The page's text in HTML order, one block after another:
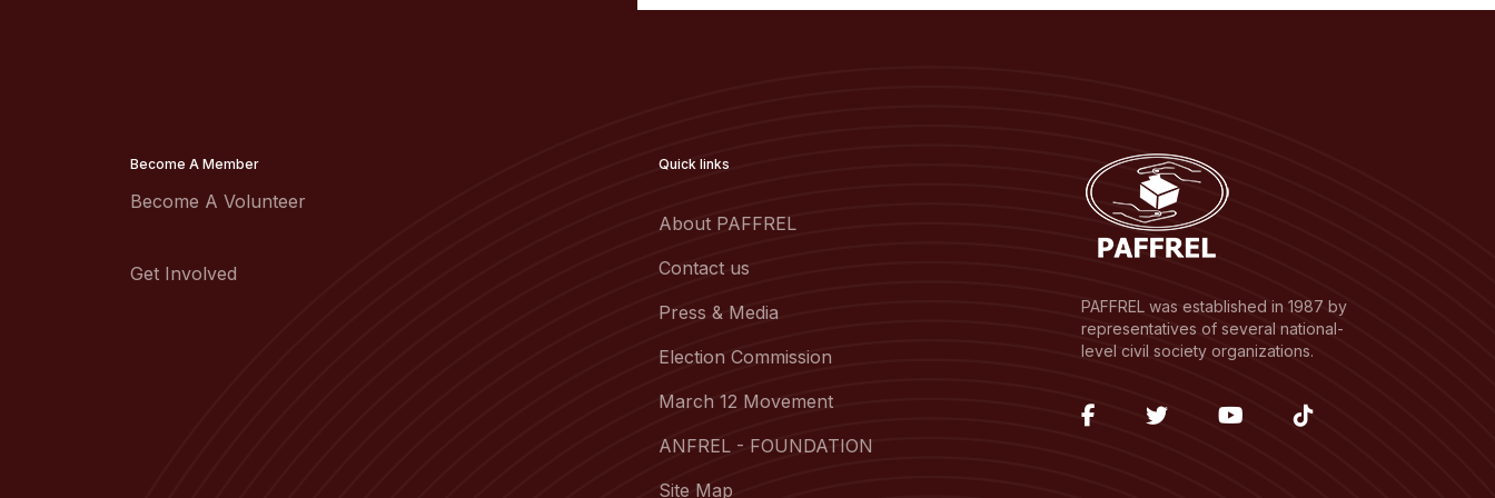
Become A Member
Become A Volunteer
Get Involved
Quick links
About PAFFREL
Contact us
Press & Media
Election Commission
March 12 Movement
ANFREL - FOUNDATION
Site Map
PAFFREL was established in 1987 by
representatives of several national-
level civil society organizations.
fab
fab